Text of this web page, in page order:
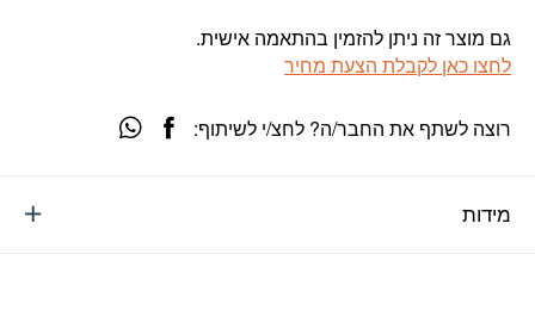
גם מוצר זה ניתן להזמין בהתאמה אישית.
לחצו כאן לקבלת הצעת מחיר
מידות
רוצה לשתף את החבר/ה? לחצ/י לשיתוף: